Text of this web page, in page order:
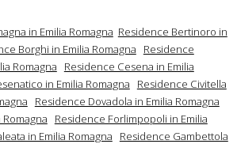
in Emilia Romagna Residence Bertinoro in
Borghi in Emilia Romagna
Residence
Romagna
Residence Cesena in Emilia
in Emilia Romagna
Residence Civitella
Residence Dovadola in Emilia Romagna
Residence Forlimpopoli in Emilia
in Emilia Romagna
Residence Gambettola